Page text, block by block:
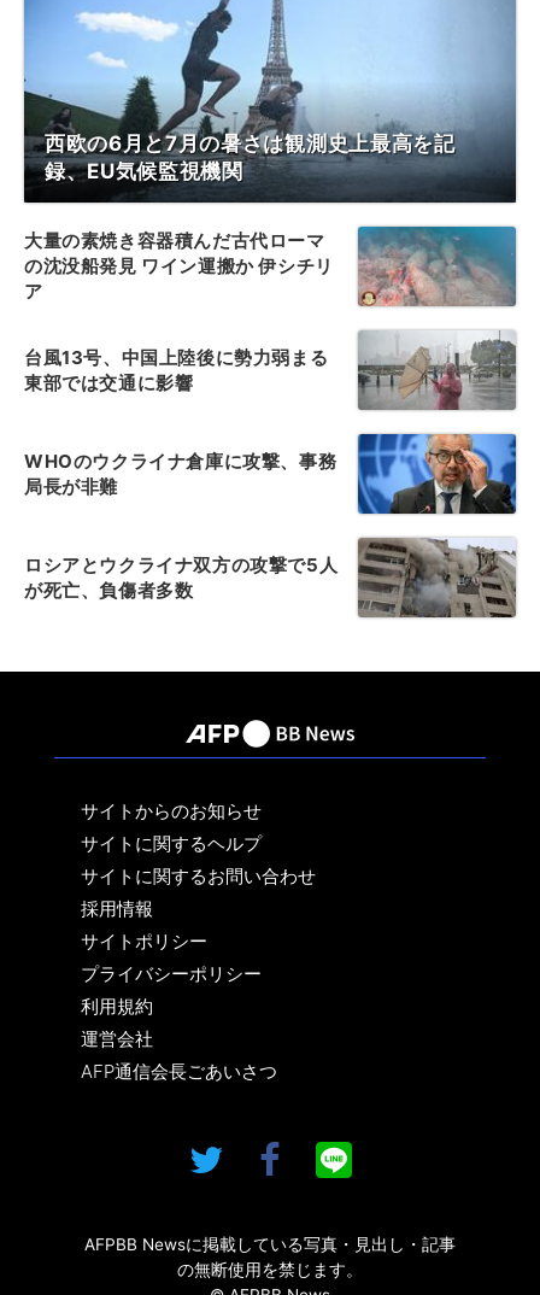
西欧の6月と7月の暑さは観測史上最高を記
録、EU気候監視機関
大量の素焼き容器積んだ古代ローマ
の沈没船発見 ワイン運搬か 伊シチリ
ア
台風13号、中国上陸後に勢力弱まる
東部では交通に影響
WHOのウクライナ倉庫に攻撃、事務
局長が非難
ロシアとウクライナ双方の攻撃で5人
が死亡、負傷者多数
サイトからのお知らせ
サイトに関するヘルプ
サイトに関するお問い合わせ
採用情報
サイトポリシー
プライバシーポリシー
利用規約
運営会社
AFP通信会長ごあいさつ
AFPBB Newsに掲載している写真・見出し・記事
の無断使用を禁じます。